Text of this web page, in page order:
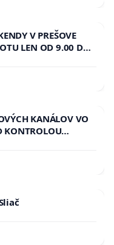
V PREŠOVE
LEN OD 9.00 DO
CIEĽ 8.00 – 18.00
KANÁLOV VO
KONTROLOU
na riešenie